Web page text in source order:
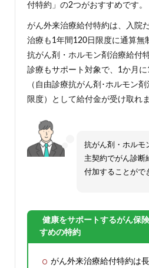
付特約」の2つがおすすめです。
がん外来治療給付特約は、入院
治療も1年間120日限度に通算無
抗がん剤・ホルモン剤治療給付
診療もサポート対象で、1か月
（自由診療抗がん剤･ホルモン
限度）として給付金が受け取れま
抗がん剤・ホルモ
主契約でがん診断
付加することがで
健康をサポートするがん保
すめの特約
がん外来治療給付特約は